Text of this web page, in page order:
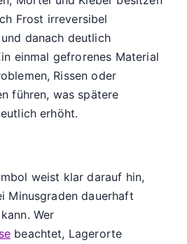
Frost irreversibel
danach deutlich
einmal gefrorenes Material
Rissen oder
führen, was spätere
erhöht.
weist klar darauf hin,
Minusgraden dauerhaft
Wer
beachtet, Lagerorte